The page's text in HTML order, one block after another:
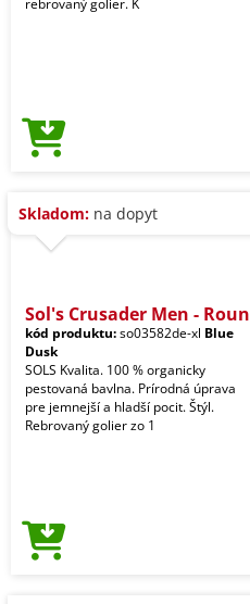
rebrovaný golier. K
Skladom: na dopyt
Sol's Crusader Men - Roun
kód produktu:so03582de-xl Blue
Dusk
SOLS Kvalita. 100 % organicky
pestovaná bavlna. Prírodná úprava
pre jemnejší a hladší pocit. Štýl.
Rebrovaný golier zo 1